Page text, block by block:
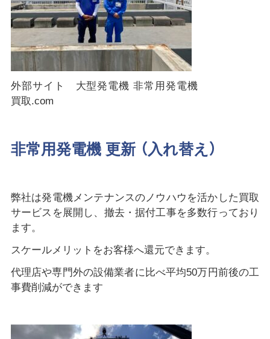
外部サイト 大型発電機 非常用発電機
買取.com
非常用発電機 更新 （入れ替え）
弊社は発電機メンテナンスのノウハウを活かした買取
サービスを展開し、撤去・据付工事を多数行っており
ます。
スケールメリットをお客様へ還元できます。
代理店や専門外の設備業者に比べ平均50万円前後の工
事費削減ができます